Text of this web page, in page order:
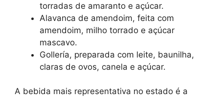
torradas de amaranto e açúcar.
Alavanca de amendoim, feita com
amendoim, milho torrado e açúcar
mascavo.
Gollería, preparada com leite, baunilha,
claras de ovos, canela e açúcar.
A bebida mais representativa no estado é a